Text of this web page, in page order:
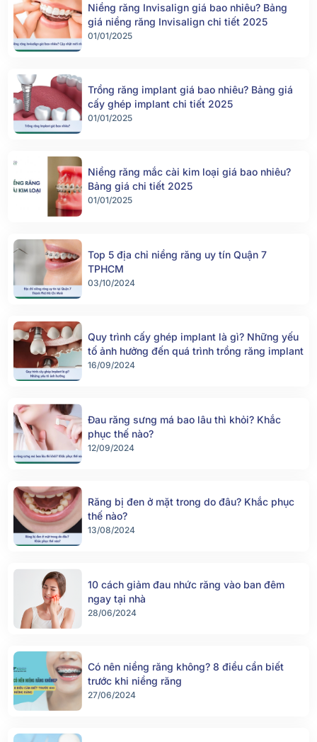
Niềng răng Invisalign giá bao nhiêu? Bảng
giá niềng răng Invisalign chi tiết 2025
01/01/2025
Trồng răng implant giá bao nhiêu? Bảng giá
cấy ghép implant chi tiết 2025
01/01/2025
Niềng răng mắc cài kim loại giá bao nhiêu?
Bảng giá chi tiết 2025
01/01/2025
Top 5 địa chỉ niềng răng uy tín Quận 7
TPHCM
03/10/2024
Quy trình cấy ghép implant là gì? Những yếu
tố ảnh hưởng đến quá trình trồng răng implant
16/09/2024
Đau răng sưng má bao lâu thì khỏi? Khắc
phục thế nào?
12/09/2024
Răng bị đen ở mặt trong do đâu? Khắc phục
thế nào?
13/08/2024
10 cách giảm đau nhức răng vào ban đêm
ngay tại nhà
28/06/2024
Có nên niềng răng không? 8 điều cần biết
trước khi niềng răng
27/06/2024